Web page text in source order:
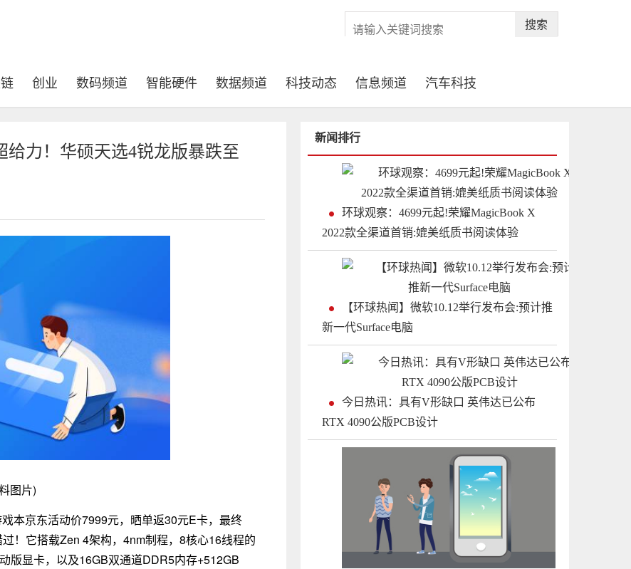
搜索
创业 数码频道 智能硬件 数据频道 科技动态 信息频道 汽车科技
给力！华硕天选4锐龙版暴跌至
图片)
本京东活动价7999元，晒单返30元E卡，最终
！它搭载Zen 4架构，4nm制程，8核心16线程的
版显卡，以及16GB双通道DDR5内存+512GB
新闻排行
环球观察：4699元起!荣耀MagicBook X
2022款全渠道首销:媲美纸质书阅读体验
【环球热闻】微软10.12举行发布会:预计推
新一代Surface电脑
今日热讯：具有V形缺口 英伟达已公布
RTX 4090公版PCB设计